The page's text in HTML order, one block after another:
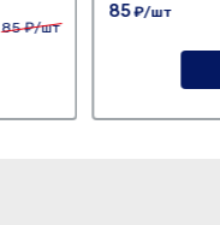
85₽/шт
85₽/шт